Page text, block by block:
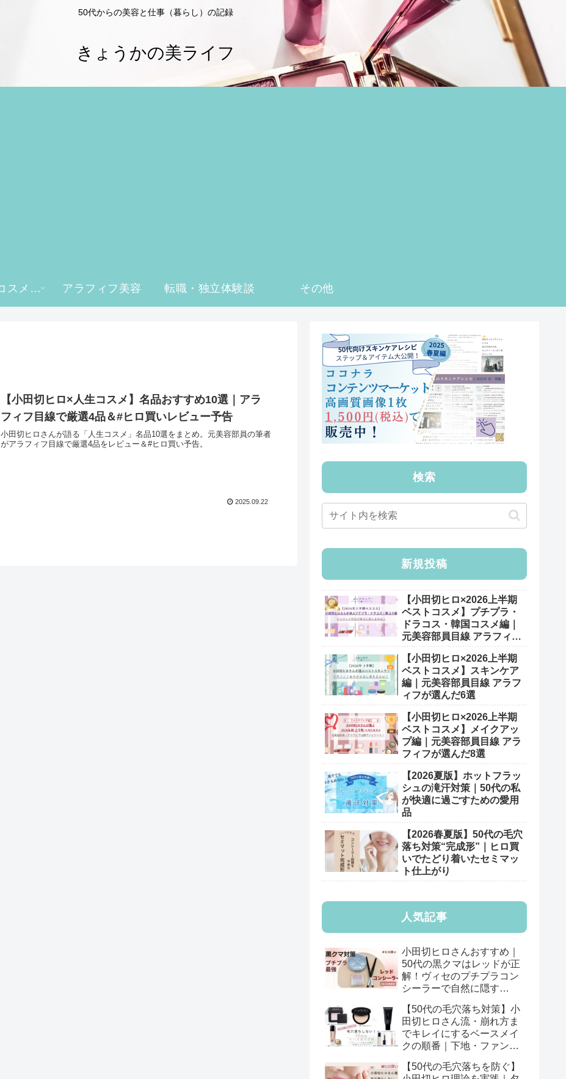
50代からの美容と仕事（暮らし）の記録
きょうかの美ライフ
#ヒロ買い コスメレビュー アラフィフ美容 転職・独立体験談 その他
【小田切ヒロ×人生コスメ】名品おすすめ10選｜アラ
フィフ目線で厳選4品＆#ヒロ買いレビュー予告
小田切ヒロさんが語る「人生コスメ」名品10選をまとめ。元美容部員の筆者
がアラフィフ目線で厳選4品をレビュー＆#ヒロ買い予告。
2025.09.22
検索
新規投稿
【小田切ヒロ×2026上半期
ベストコスメ】プチプラ・
ドラコス・韓国コスメ編｜
元美容部員目線 アラフィフ
【小田切ヒロ×2026上半期
ベストコスメ】スキンケア
編｜元美容部員目線 アラフ
ィフが選んだ6選
【小田切ヒロ×2026上半期
ベストコスメ】メイクアッ
プ編｜元美容部員目線 アラ
フィフが選んだ8選
【2026夏版】ホットフラッ
シュの滝汗対策｜50代の私
が快適に過ごすための愛用
品
【2026春夏版】50代の毛穴
落ち対策“完成形”｜ヒロ買
いでたどり着いたセミマッ
ト仕上がり
人気記事
小田切ヒロさんおすすめ｜
50代の黒クマはレッドが正
解！ヴィセのプチプラコン
シーラーで自然に隠す
【50代の毛穴落ち対策】小
田切ヒロさん流・崩れ方ま
でキレイにするベースメイ
クの順番｜下地・ファン
【50代の毛穴落ちを防ぐ】